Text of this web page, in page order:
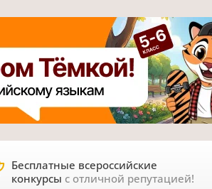
Бесплатные всероссийские
конкурсы с отличной репутацией!